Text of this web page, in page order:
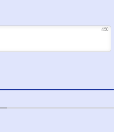
450